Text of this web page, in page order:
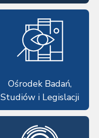
Ośrodek Badań,
Studiów i Legislacji